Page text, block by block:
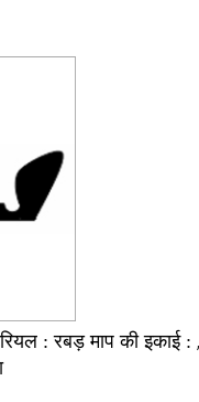
:रबड़ माप की इकाई :